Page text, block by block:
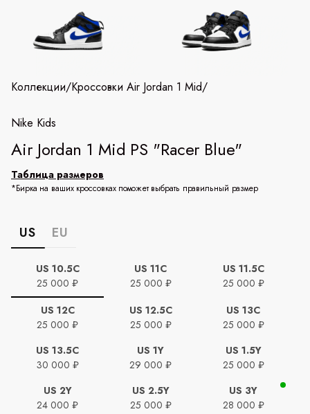
Коллекции/Кроссовки Air Jordan 1 Mid/
Nike Kids
Air Jordan 1 Mid PS "Racer Blue"
Таблица размеров
*Бирка на ваших кроссовках поможет выбрать правильный размер
US EU
US 10.5C
25 000 ₽
US 11C
25 000 ₽
US 11.5C
25 000 ₽
US 12C
25 000 ₽
US 12.5C
25 000 ₽
US 13C
25 000 ₽
US 13.5C
30 000 ₽
US 1Y
29 000 ₽
US 1.5Y
25 000 ₽
US 2Y
24 000 ₽
US 2.5Y
25 000 ₽
US 3Y
28 000 ₽